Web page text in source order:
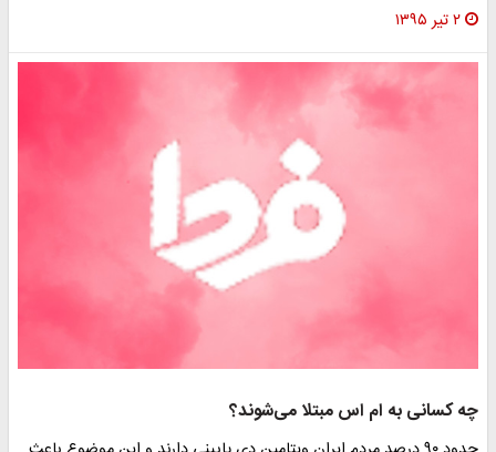
۲ تیر ۱۳۹۵
چه کسانی به ام اس مبتلا می‌شوند؟